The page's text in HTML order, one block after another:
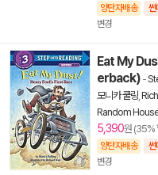
양탄자배송 썬
변경
Eat My
erback) -
모니카 쿨링
Random
5,390원 (35%
양탄자배송 썬
변경